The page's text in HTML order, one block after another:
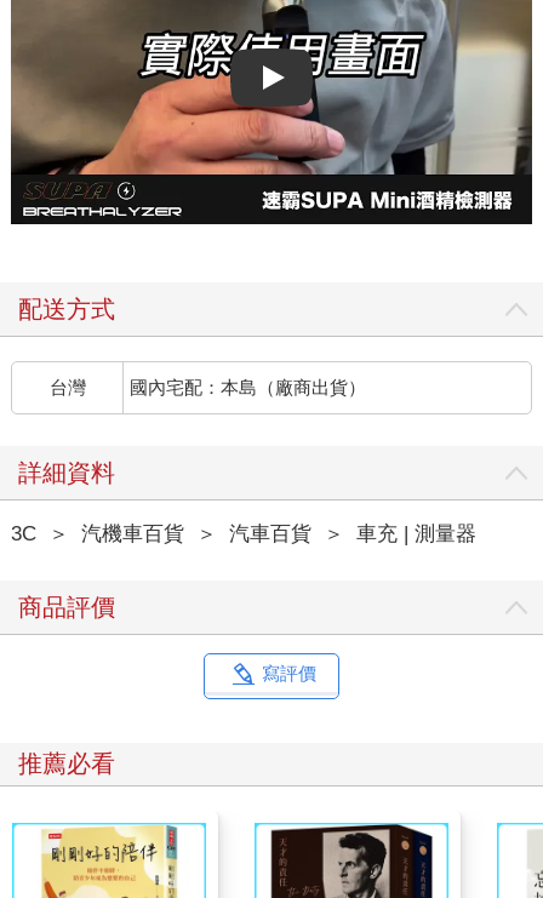
Play video
配送方式
台灣 國內宅配：本島（廠商出貨）
詳細資料
3C ＞ 汽機車百貨 ＞ 汽車百貨 ＞ 車充 | 測量器
商品評價
寫評價
推薦必看